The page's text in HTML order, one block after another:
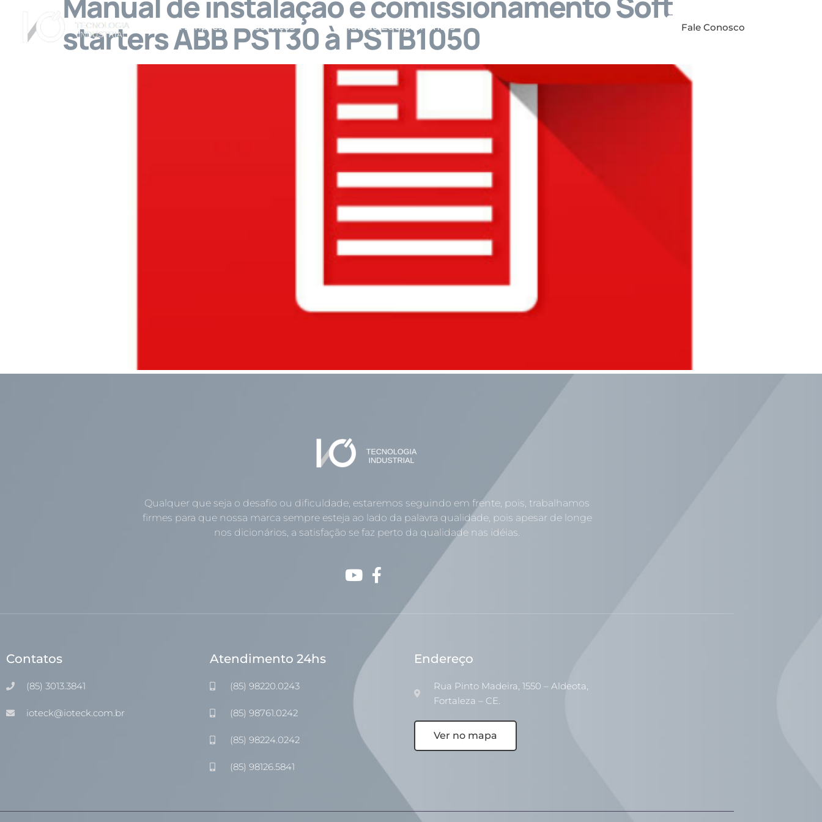
A Empresa Serviços Venda de Equipamentos Fale Conosco
starters ABB PST30 à PSTB1050
Qualquer que seja o desafio ou dificuldade, estaremos seguindo em frente, pois, trabalhamos
firmes para que nossa marca sempre esteja ao lado da palavra qualidade, pois apesar de longe
nos dicionários, a satisfação se faz perto da qualidade nas idéias.
Contatos
(85) 3013.3841
ioteck@ioteck.com.br
Atendimento 24hs
(85) 98220.0243
(85) 98761.0242
(85) 98224.0242
(85) 98126.5841
Endereço
Rua Pinto Madeira, 1550 – Aldeota,
Fortaleza – CE.
Ver no mapa